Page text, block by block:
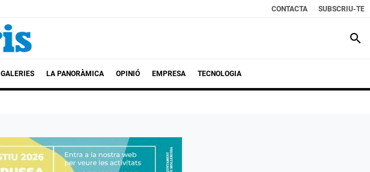
CONTACTA SUBSCRIU-TE
search
GALERIES LA PANORÀMICA OPINIÓ EMPRESA TECNOLOGIA